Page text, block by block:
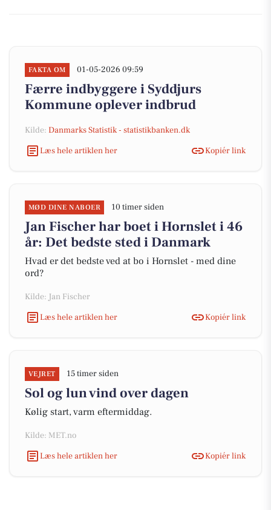
FAKTA OM 01-05-2026 09:59
Færre indbyggere i Syddjurs
Kommune oplever indbrud
Kilde: Danmarks Statistik - statistikbanken.dk
Læs hele artiklen her
Kopiér link
MØD DINE NABOER 10 timer siden
Jan Fischer har boet i Hornslet i 46
år: Det bedste sted i Danmark
Hvad er det bedste ved at bo i Hornslet - med dine
ord?
Kilde: Jan Fischer
Læs hele artiklen her
Kopiér link
VEJRET 15 timer siden
Sol og lun vind over dagen
Kølig start, varm eftermiddag.
Kilde: MET.no
Læs hele artiklen her
Kopiér link